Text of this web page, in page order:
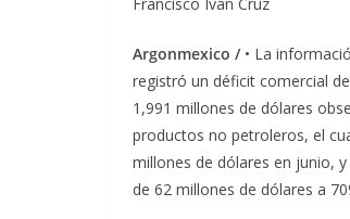
Argonmexico / • La
registró un déficit comercial
1,991 millones de dólares
productos no petroleros, el
millones de dólares en junio,
de 62 millones de dólares a